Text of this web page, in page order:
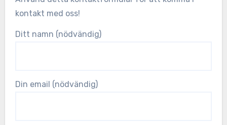
kontakt med oss!
Ditt namn (nödvändig)
Din email (nödvändig)